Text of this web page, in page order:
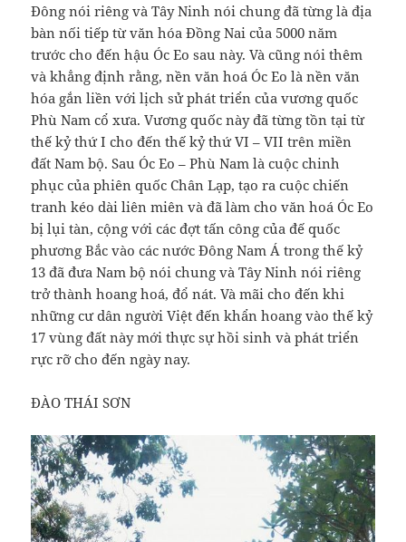
Đông nói riêng và Tây Ninh nói chung đã từng là địa
bàn nối tiếp từ văn hóa Đồng Nai của 5000 năm
trước cho đến hậu Óc Eo sau này. Và cũng nói thêm
và khẳng định rằng, nền văn hoá Óc Eo là nền văn
hóa gắn liền với lịch sử phát triển của vương quốc
Phù Nam cổ xưa. Vương quốc này đã từng tồn tại từ
thế kỷ thứ I cho đến thế kỷ thứ VI – VII trên miền
đất Nam bộ. Sau Óc Eo – Phù Nam là cuộc chinh
phục của phiên quốc Chân Lạp, tạo ra cuộc chiến
tranh kéo dài liên miên và đã làm cho văn hoá Óc Eo
bị lụi tàn, cộng với các đợt tấn công của đế quốc
phương Bắc vào các nước Đông Nam Á trong thế kỷ
13 đã đưa Nam bộ nói chung và Tây Ninh nói riêng
trở thành hoang hoá, đổ nát. Và mãi cho đến khi
những cư dân người Việt đến khẩn hoang vào thế kỷ
17 vùng đất này mới thực sự hồi sinh và phát triển
rực rỡ cho đến ngày nay.
ĐÀO THÁI SƠN